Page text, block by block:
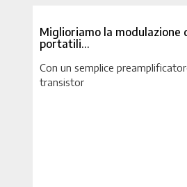
Miglioriamo la modulazione
portatili…
Con un semplice
transistor